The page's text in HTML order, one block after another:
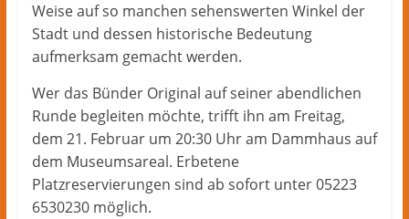
Weise auf so manchen sehenswerten Winkel der
Stadt und dessen historische Bedeutung
aufmerksam gemacht werden.
Wer das Bünder Original auf seiner abendlichen
Runde begleiten möchte, trifft ihn am Freitag,
dem 21. Februar um 20:30 Uhr am Dammhaus auf
dem Museumsareal. Erbetene
Platzreservierungen sind ab sofort unter 05223
6530230 möglich.